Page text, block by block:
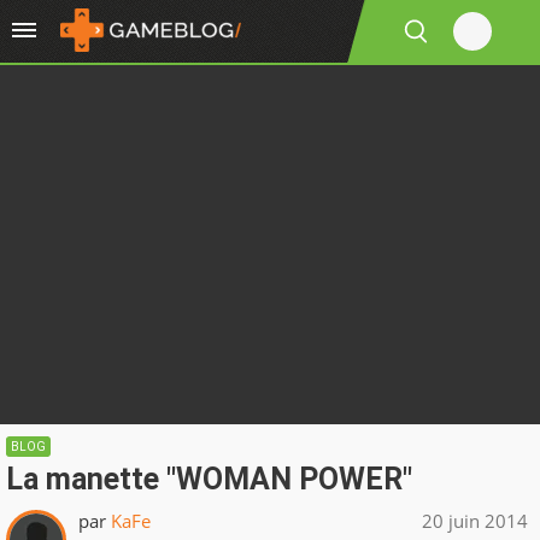
BLOG
La manette "WOMAN POWER"
par KaFe 20 juin 2014